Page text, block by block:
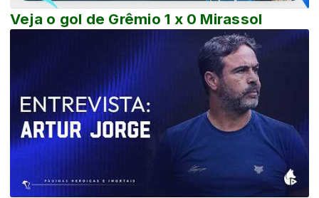
Veja o gol de Grêmio 1 x 0 Mirassol